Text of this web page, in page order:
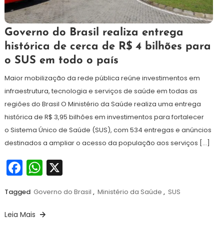
3
de
julho
de
Maurilio
Governo do Brasil realiza entrega
histórica de cerca de R$ 4 bilhões para
o SUS em todo o país
Maior mobilização da rede pública reúne investimentos em
infraestrutura, tecnologia e serviços de saúde em todas as
regiões do Brasil O Ministério da Saúde realiza uma entrega
histórica de R$ 3,95 bilhões em investimentos para fortalecer
o Sistema Único de Saúde (SUS), com 534 entregas e anúncios
destinados a ampliar o acesso da população aos serviços […]
Facebook
WhatsApp
X
Tagged Governo do Brasil , Ministério da Saúde , SUS
Leia Mais